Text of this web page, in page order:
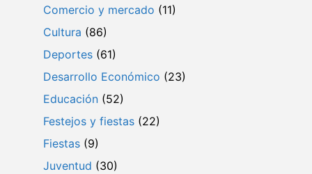
Comercio y mercado (11)
Cultura (86)
Deportes (61)
Desarrollo Económico (23)
Educación (52)
Festejos y fiestas (22)
Fiestas (9)
Juventud (30)